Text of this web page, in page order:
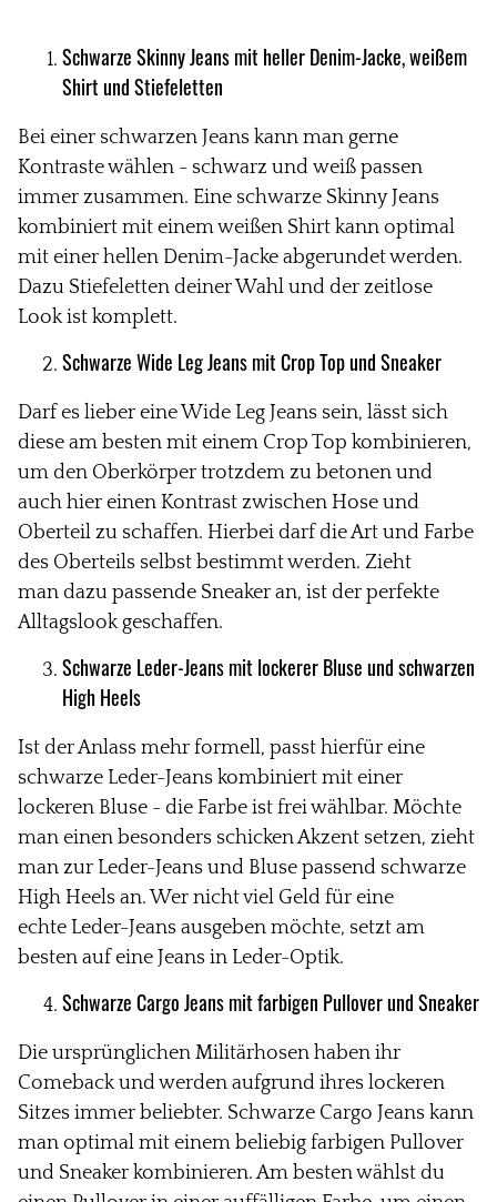
Schwarze Skinny Jeans mit heller Denim-Jacke,weißem
Shirt und Stiefeletten
Bei einer schwarzen Jeans kann man gerne
Kontraste wählen - schwarz und weiß passen
immer zusammen. Eine schwarze Skinny Jeans
kombiniert mit einem weißen Shirt kann optimal
mit einer hellen Denim-Jacke abgerundet werden.
Dazu Stiefeletten deiner Wahl und der zeitlose
Look ist komplett.
Schwarze Wide Leg Jeans mit Crop Top undSneaker
Darf es lieber eine Wide Leg Jeans sein, lässt sich
diese am besten mit einem Crop Top kombinieren,
um den Oberkörper trotzdem zu betonen und
auch hier einen Kontrast zwischen Hose und
Oberteil zu schaffen. Hierbei darf die Art und Farbe
des Oberteils selbst bestimmt werden. Zieht
man dazu passende Sneaker an, ist der perfekte
Alltagslook geschaffen.
Schwarze Leder-Jeans mit lockerer Bluse undschwarzen
High Heels
Ist der Anlass mehr formell, passt hierfür eine
schwarze Leder-Jeans kombiniert mit einer
lockeren Bluse - die Farbe ist frei wählbar. Möchte
man einen besonders schicken Akzent setzen, zieht
man zur Leder-Jeans und Bluse passend schwarze
High Heels an. Wer nicht viel Geld für eine
echte Leder-Jeans ausgeben möchte, setzt am
besten auf eine Jeans in Leder-Optik.
Schwarze Cargo Jeans mit farbigen Pulloverund Sneaker
Die ursprünglichen Militärhosen haben ihr
Comeback und werden aufgrund ihres lockeren
Sitzes immer beliebter. Schwarze Cargo Jeans kann
man optimal mit einem beliebig farbigen Pullover
und Sneaker kombinieren. Am besten wählst du